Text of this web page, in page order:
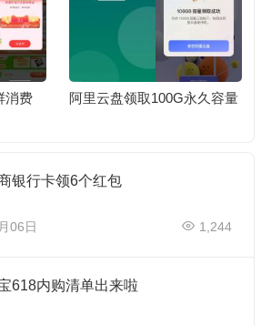
容量
京东药房最低0.01元撸实物
银行卡领6个红包
06日 1,244
618内购清单出来啦